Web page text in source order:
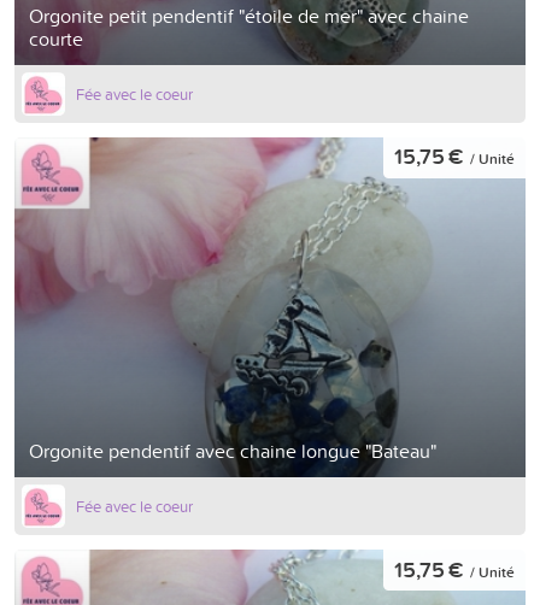
Orgonite petit pendentif "étoile de mer" avec chaine
courte
Fée avec le coeur
Orgonite pendentif avec chaine longue "Bateau"
15,75 € / Unité
Fée avec le coeur
15,75 € / Unité